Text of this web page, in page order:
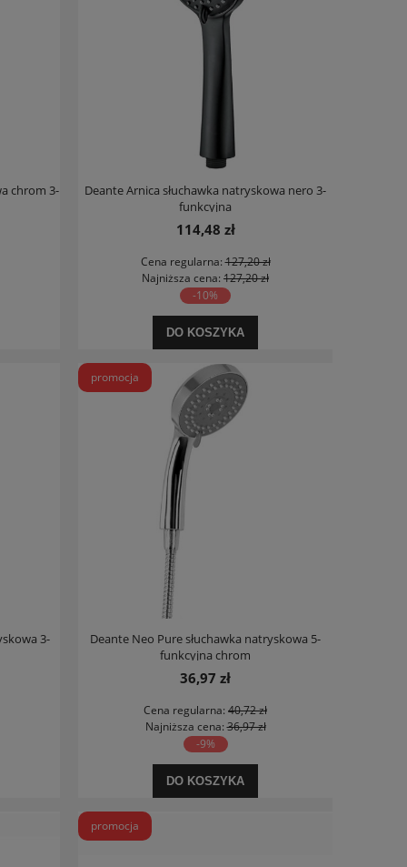
chrom 3-
Deante Arnica słuchawka natryskowa nero 3-
funkcyjna
114,48 zł
Cena regularna:127,20 zł
Najniższa cena: 127,20 zł
-10%
DO KOSZYKA
3-
Deante Neo Pure słuchawka natryskowa 5-
funkcyjna chrom
36,97 zł
Cena regularna: 40,72 zł
Najniższa cena:36,97 zł
-9%
DO KOSZYKA
promocja
promocja